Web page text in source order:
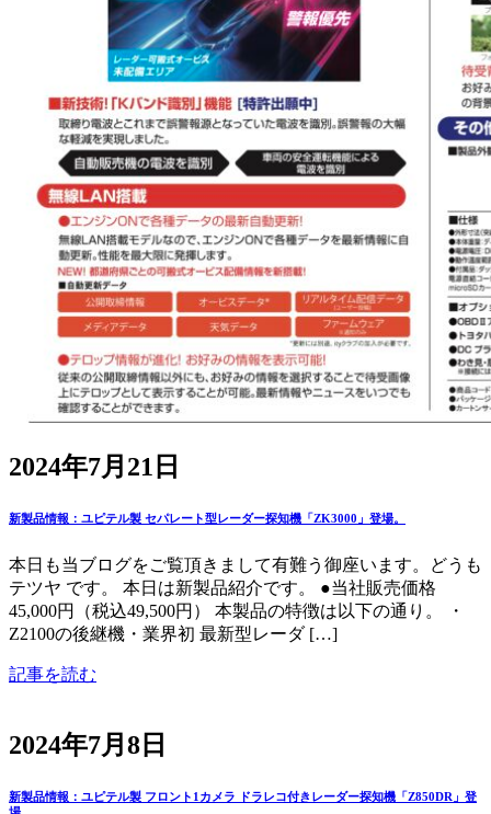
2024年7月21日
新製品情報：ユピテル製 セパレート型レーダー探知機「ZK3000」登場。
本日も当ブログをご覧頂きまして有難う御座います。どうも
テツヤ です。 本日は新製品紹介です。 ●当社販売価格
45,000円（税込49,500円） 本製品の特徴は以下の通り。 ・
Z2100の後継機・業界初 最新型レーダ […]
記事を読む
2024年7月8日
新製品情報：ユピテル製 フロント1カメラ ドラレコ付きレーダー探知機「Z850DR」登